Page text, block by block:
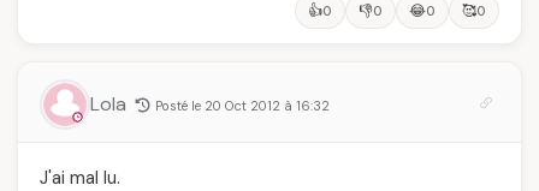
👍0 👎0 😂0 🥰0
Lola Posté le 20 Oct 2012 à 16:32
J'ai mal lu.